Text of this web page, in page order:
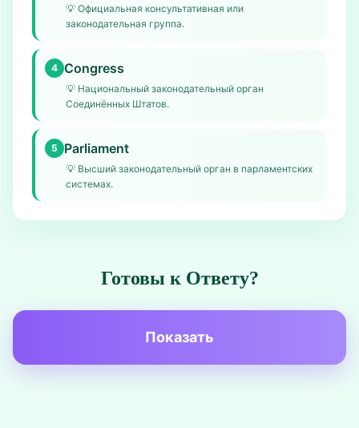
💡 Официальная консультативная или
законодательная группа.
4 Congress
💡 Национальный законодательный орган
Соединённых Штатов.
5 Parliament
💡 Высший законодательный орган в парламентских
системах.
Готовы к Ответу?
Показать